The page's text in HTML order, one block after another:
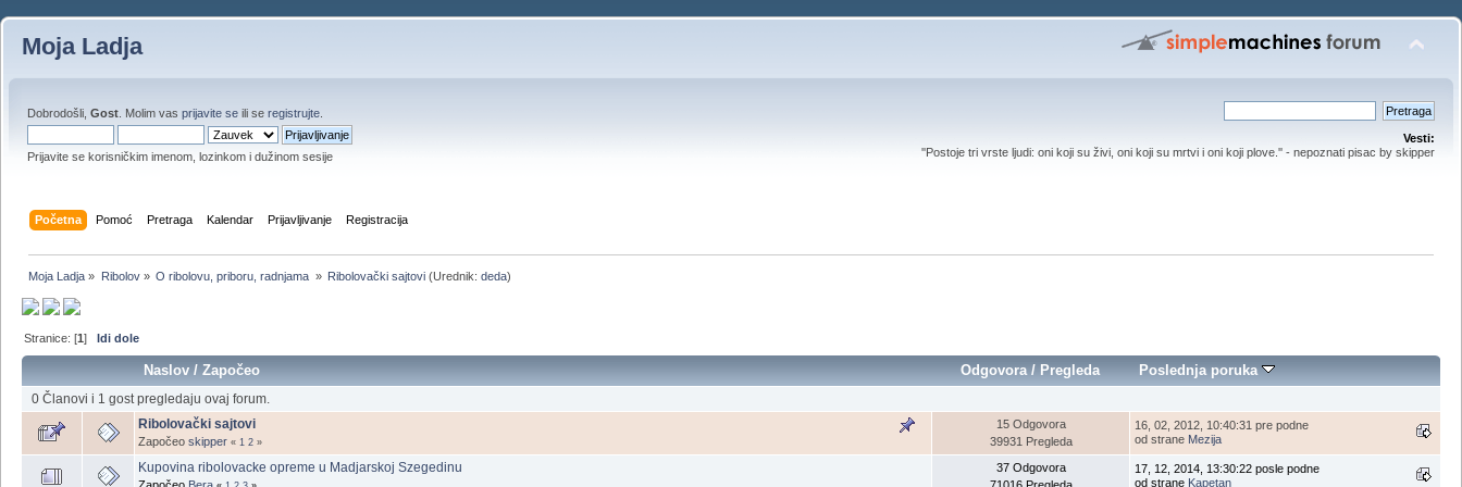
Moja Ladja
Dobrodošli, Gost . Molim vas prijavite se ili se registrujte
Prijavite se korisničkim imenom, lozinkom i dužinom sesije
Vesti:
''Postoje tri vrste ljudi: oni koji su živi, oni koji su mrtvi i oni koji plove.'' - nepoznati pisac by skipper
Početna Pomoć Pretraga Kalendar Prijavljivanje Registracija
Moja Ladja » Ribolov» O ribolovu, priboru, radnjama » Ribolovački sajtovi (Urednik:deda)
Stranice: [1]Idi dole
Naslov /Započeo Odgovora/ Pregleda Poslednja poruka
0 Članovi i 1 gost pregledaju ovaj forum.
Ribolovački sajtovi
Započeo skipper « 1 2 »
15 Odgovora
39931 Pregleda
16, 02, 2012, 10:40:31 pre podne
od strane Mezija
Kupovina ribolovacke opreme u Madjarskoj Szegedinu
Započeo Bera
37 Odgovora
71016 Pregleda
17, 12, 2014, 13:30:22 posle podne
od strane Kapetan